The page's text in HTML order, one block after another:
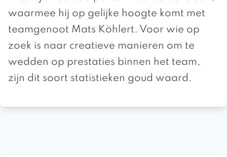
waarmee hij op gelijke hoogte komt met
teamgenoot Mats Köhlert. Voor wie op
zoek is naar creatieve manieren om te
wedden op prestaties binnen het team,
zijn dit soort statistieken goud waard.